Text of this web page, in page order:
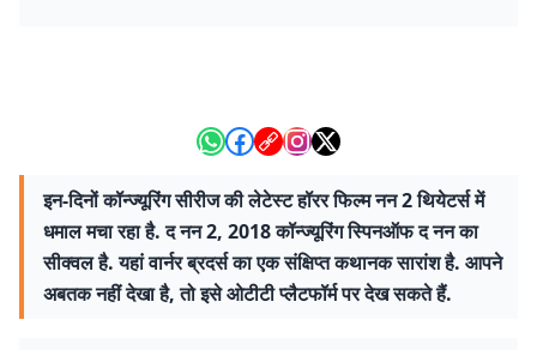
इन-दिनों कॉन्ज्यूरिंग सीरीज की लेटेस्ट हॉरर फिल्म नन 2 थियेटर्स में
धमाल मचा रहा है. द नन 2, 2018 कॉन्ज्यूरिंग स्पिनऑफ द नन का
सीक्वल है. यहां वार्नर ब्रदर्स का एक संक्षिप्त कथानक सारांश है. आपने
अबतक नहीं देखा है, तो इसे ओटीटी प्लैटफॉर्म पर देख सकते हैं.